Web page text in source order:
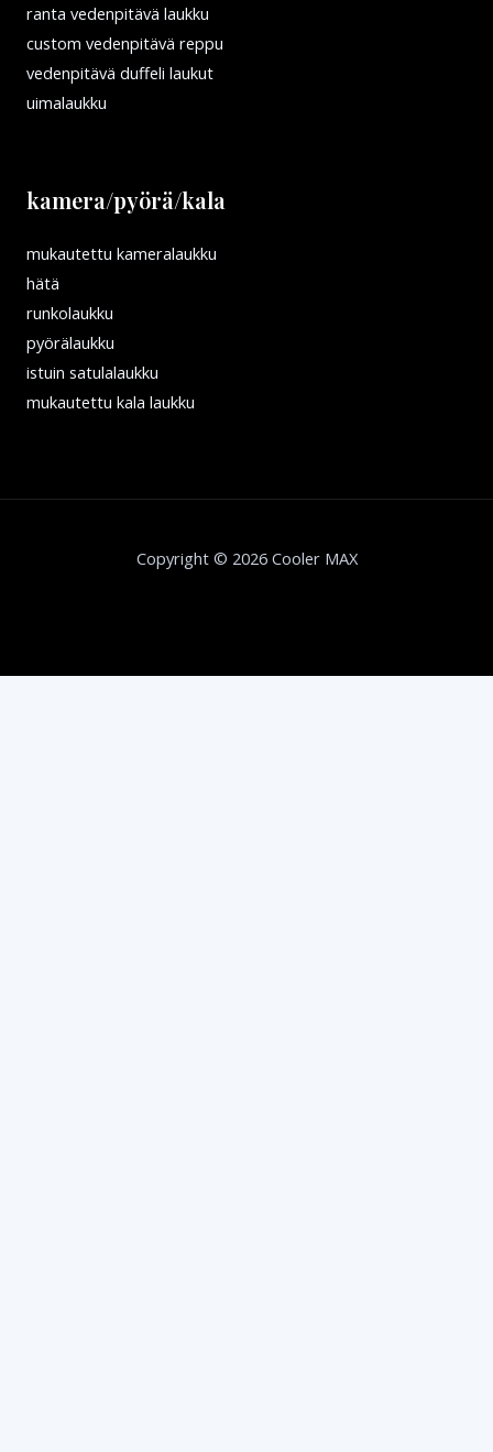
ranta vedenpitävä laukku
custom vedenpitävä reppu
vedenpitävä duffeli laukut
uimalaukku
kamera/pyörä/kala
mukautettu kameralaukku
hätä
runkolaukku
pyörälaukku
istuin satulalaukku
mukautettu kala laukku
Copyright © 2026 Cooler MAX